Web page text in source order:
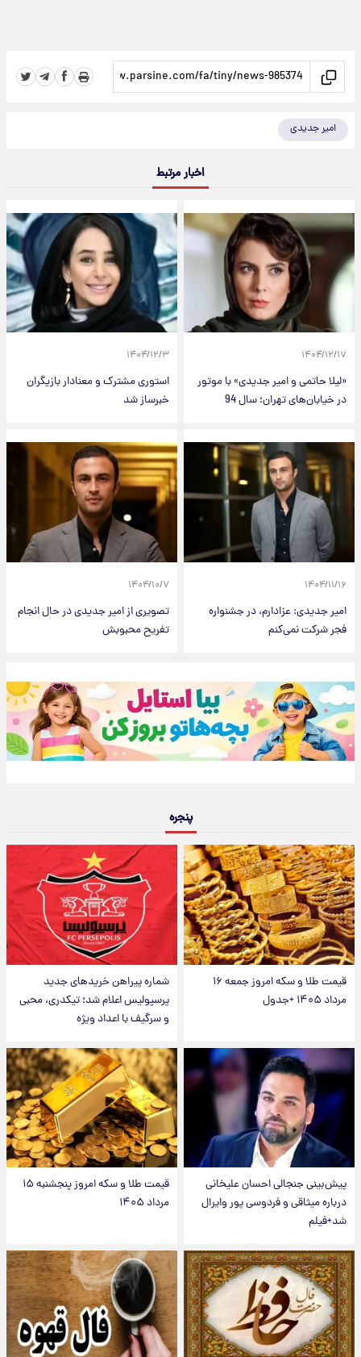
امیر جدیدی
اخبار مرتبط
۱۴۰۴/۱۲/۱۷
«لیلا حاتمی و امیر جدیدی» با موتور
در خیابان‌های تهران؛ سال 94
۱۴۰۴/۱۲/۳
استوری مشترک و معنادار بازیگران
خبرساز شد
۱۴۰۴/۱۱/۱۶
امیر جدیدی: عزادارم، در جشنواره
فجر شرکت نمی‌کنم
۱۴۰۴/۱۰/۷
تصویری از امیر جدیدی در حال انجام
تفریح محبوبش
پنجره
قیمت طلا و سکه امروز جمعه ۱۶
مرداد ۱۴۰۵ +جدول
شماره پیراهن خریدهای جدید
پرسپولیس اعلام شد؛ تیکدری، محبی
و سرگیف با اعداد ویژه
پیش‌بینی جنجالی احسان علیخانی
درباره میثاقی و فردوسی پور وایرال
شد+فیلم
قیمت طلا و سکه امروز پنجشنبه ۱۵
مرداد ۱۴۰۵